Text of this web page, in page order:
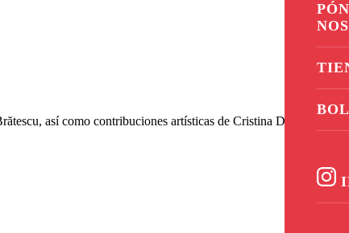
así como contribuciones artísticas de Cristina David, Ion